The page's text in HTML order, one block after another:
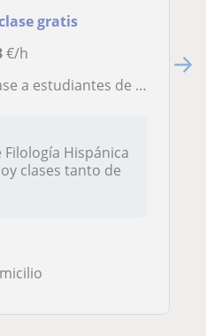
gratis
€/h
de E.S.O y Bachillerato
Hispánica
clases tanto de